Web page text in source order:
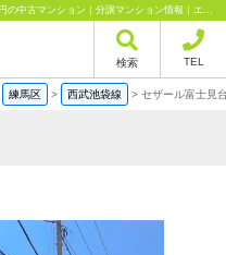
セザール富士見台 東京都練馬区富士見台3丁目｜5,580万円の中古マンション｜分譲マンション情報｜エムイーPLUS城東株式会社
検索 TEL
練馬区 > 西武池袋線 > セザール富士見